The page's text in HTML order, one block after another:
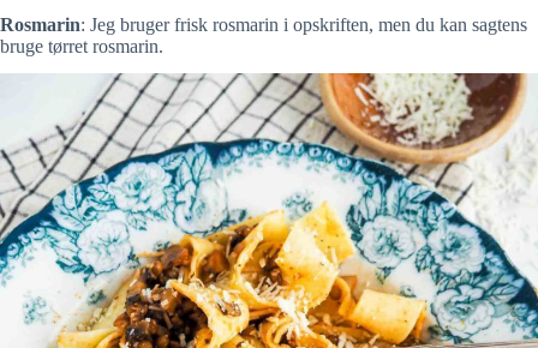
Rosmarin: Jeg bruger frisk rosmarin i opskriften, men du kan sagtens
bruge tørret rosmarin.